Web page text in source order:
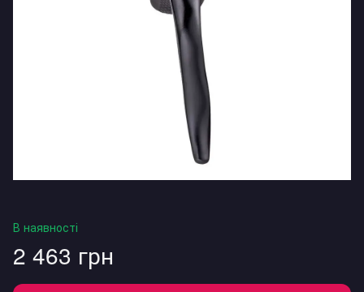
В наявності
2 463 грн